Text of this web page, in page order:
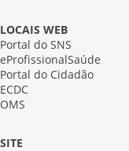
LOCAIS WEB
Portal do SNS
eProfissionalSaúde
Portal do Cidadão
ECDC
OMS
SITE